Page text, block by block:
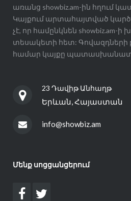
առանց showbiz.am-ին հղում
Կայքում արտահայտված
չէ, որ համընկնեն showbiz.am-ի
տեսակետի հետ: Գովազդների
համար կայքը
23 Դավիթ Անհաղթ
Երևան, Հայաստան
info@showbiz.am
Մենք սոցցանցերում